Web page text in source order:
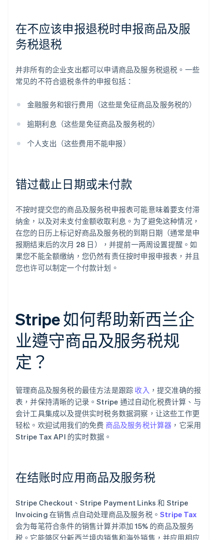
在不应该申报退税时申报商品及服
务税退税
并非所有的企业支出都可以申请商品及服务税退税。一些
常见的不符合退税条件的申报包括：
金融服务和银行费用（这些是免征商品及服务税的）
逾期利息（这些是免征商品及服务税的）
个人支出（这些费用不能申报）
错过截止日期或未付款
不按时提交您的商品及服务税申报表可能意味着要支付滞
纳金，以及对未支付金额收取利息。为了避免这种情况，
在您的日历上标记好商品及服务税的到期日期（通常是申
报期结束后的次月 28 日），并提前一两周设置提醒。如
果您不能全额缴纳，您仍然有责任按时申报申报表，并且
您也许可以制定一个付款计划。
Stripe 如何帮助新西兰企
业遵守商品及服务税规
定？
管理商品及服务税的最佳方法是跟踪 收入 ，提交准确的报
表，并保持清晰的记录。Stripe 通过自动化税费计算、与
会计工具集成以及提供实时税务数据洞察，让这些工作更
轻松。欢迎试用我们的免费 商品及服务税计算器 ，它采用
Stripe Tax API 的实时数据。
在结账时应用商品及服务税
Stripe Checkout、Stripe Payment Links 和 Stripe
Invoicing 在销售点自动处理商品及服务税。 Stripe Tax
会为每笔符合条件的销售计算并添加 15% 的商品及服务
税。它能够区分新西兰境内销售和海外销售，并应用相应